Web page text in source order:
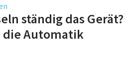
ständig das Gerät?
die Automatik